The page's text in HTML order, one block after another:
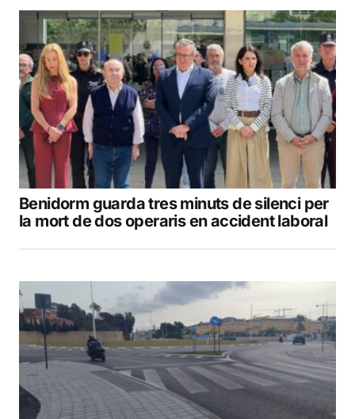
Benidorm guarda tres minuts de silenci per
la mort de dos operaris en accident laboral